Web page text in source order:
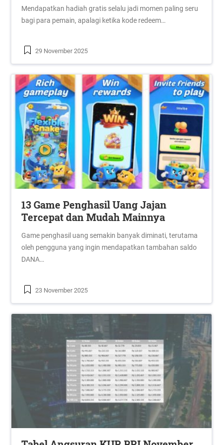
Mendapatkan hadiah gratis selalu jadi momen paling seru
bagi para pemain, apalagi ketika kode redeem…
29 November 2025
13 Game Penghasil Uang Jajan
Tercepat dan Mudah Mainnya
Game penghasil uang semakin banyak diminati, terutama
oleh pengguna yang ingin mendapatkan tambahan saldo
DANA…
23 November 2025